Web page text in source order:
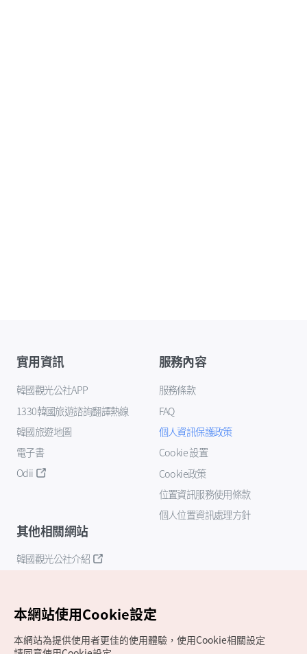
實用資訊
韓國觀光公社APP
1330韓國旅遊諮詢翻譯熱線
韓國旅遊地圖
電子書
Odii
服務內容
服務條款
FAQ
個人資訊保護政策
Cookie 設置
Cookie政策
位置資訊服務使用條款
個人位置資訊處理方針
其他相關網站
韓國觀光公社介紹
本網站使用Cookie設定
本網站為提供使用者更佳的使用體驗，使用Cookie相關設定